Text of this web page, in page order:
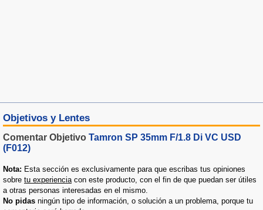
Objetivos y Lentes
Comentar Objetivo Tamron SP 35mm F/1.8 Di VC USD
(F012)
Nota: Esta sección es exclusivamente para que escribas tus opiniones
sobre tu experienciacon este producto, con el fin de que puedan ser útiles
a otras personas interesadas en el mismo.
No pidas ningún tipo de información, o solución a un problema, porque tu